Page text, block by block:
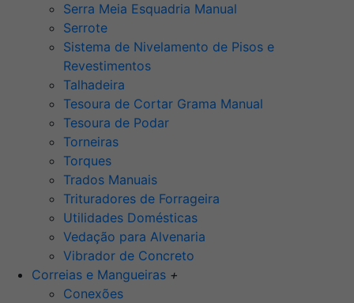
Serra Meia Esquadria Manual
Serrote
Sistema de Nivelamento de Pisos e
Revestimentos
Talhadeira
Tesoura de Cortar Grama Manual
Tesoura de Podar
Torneiras
Torques
Trados Manuais
Trituradores de Forrageira
Utilidades Domésticas
Vedação para Alvenaria
Vibrador de Concreto
Correias e Mangueiras +
Conexões